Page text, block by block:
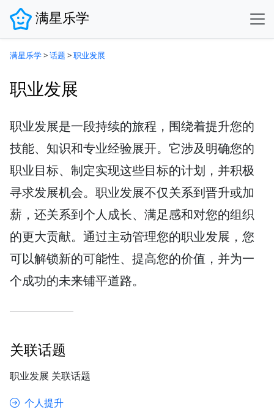
满星乐学
满星乐学>话题 >职业发展
职业发展
职业发展是一段持续的旅程，围绕着提升您的
技能、知识和专业经验展开。它涉及明确您的
职业目标、制定实现这些目标的计划，并积极
寻求发展机会。职业发展不仅关系到晋升或加
薪，还关系到个人成长、满足感和对您的组织
的更大贡献。通过主动管理您的职业发展，您
可以解锁新的可能性、提高您的价值，并为一
个成功的未来铺平道路。
关联话题
职业发展 关联话题
个人提升